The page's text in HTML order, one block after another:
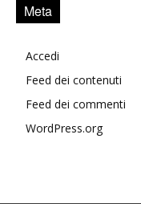
Meta
Accedi
Feed dei contenuti
Feed dei commenti
WordPress.org